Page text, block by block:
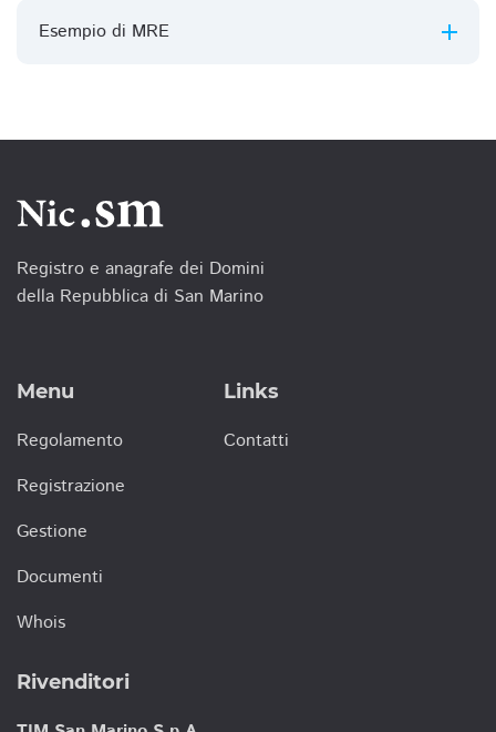
Esempio di MRE
Registro e anagrafe dei Domini
della Repubblica di San Marino
Menu
Regolamento
Registrazione
Gestione
Documenti
Whois
Links
Contatti
Rivenditori